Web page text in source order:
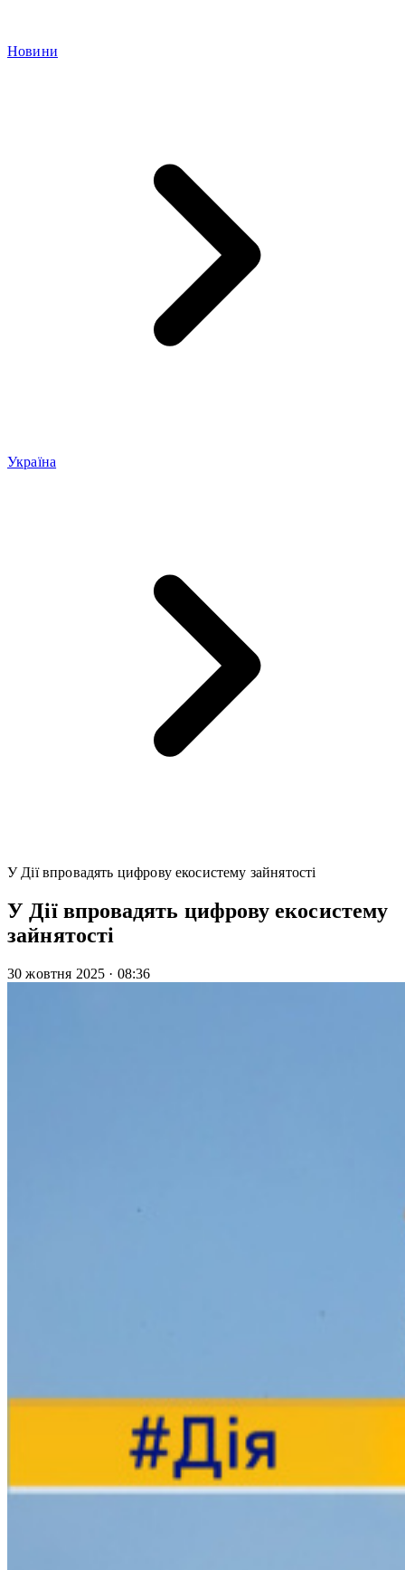
Новини
Україна
У Дії впровадять цифрову екосистему зайнятості
У Дії впровадять цифрову екосистему
зайнятості
30 жовтня 2025 · 08:36